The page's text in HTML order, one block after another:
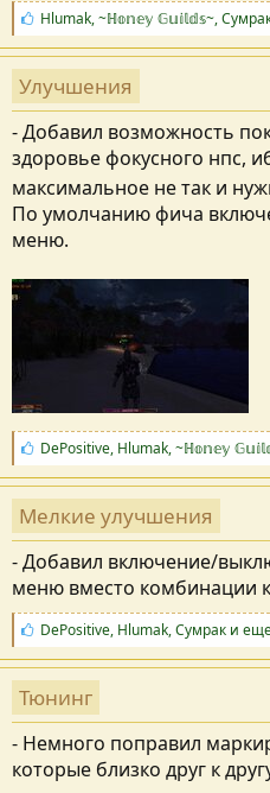
С
и
м
п
а
т
и
и
:
Hlumak,~ℍ𝕠𝕟𝕖𝕪 𝔾𝕦𝕚𝕝𝕕𝕤~,
Улучшения
- Добавил возможность
здоровье фокусного нпс,
максимальное не так и
По умолчанию фича
меню.
С
и
м
п
а
т
и
и
:
DePositive, Hlumak,~ℍ𝕠𝕟𝕖𝕪
Мелкие улучшения
- Добавил включение/
меню вместо комбинации
С
и
м
п
а
т
и
и
:
DePositive, Hlumak,Сумраки еще
Тюнинг
- Немного поправил
которые близко друг к